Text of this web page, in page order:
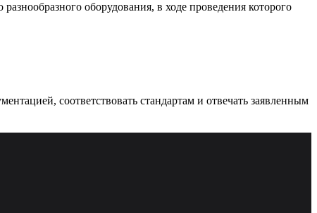
оборудования, в ходе проведения которого
соответствовать стандартам и отвечать заявленным